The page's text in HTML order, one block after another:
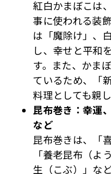
紅白かまぼこは
事に使われる装
は「魔除け」、
し、幸せと平和
す。また、かま
ているため、「
料理としても親
昆布巻き：幸運
など
昆布巻きは、「
「養老昆布（よ
生（こぶ）」な